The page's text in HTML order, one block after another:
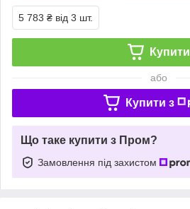
5 783 ₴ від 3 шт.
Купити
або
Купити з
Що таке купити з Пром?
Замовлення під захистом